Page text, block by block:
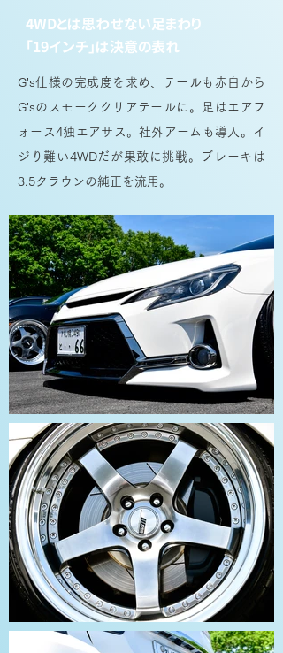
4WDとは思わせない足まわり
「19インチ」は決意の表れ
G's仕様の完成度を求め、テールも赤白から
G'sのスモーククリアテールに。足はエアフ
ォース4独エアサス。社外アームも導入。イ
ジり難い4WDだが果敢に挑戦。ブレーキは
3.5クラウンの純正を流用。